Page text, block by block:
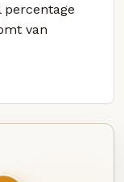
percentage
van